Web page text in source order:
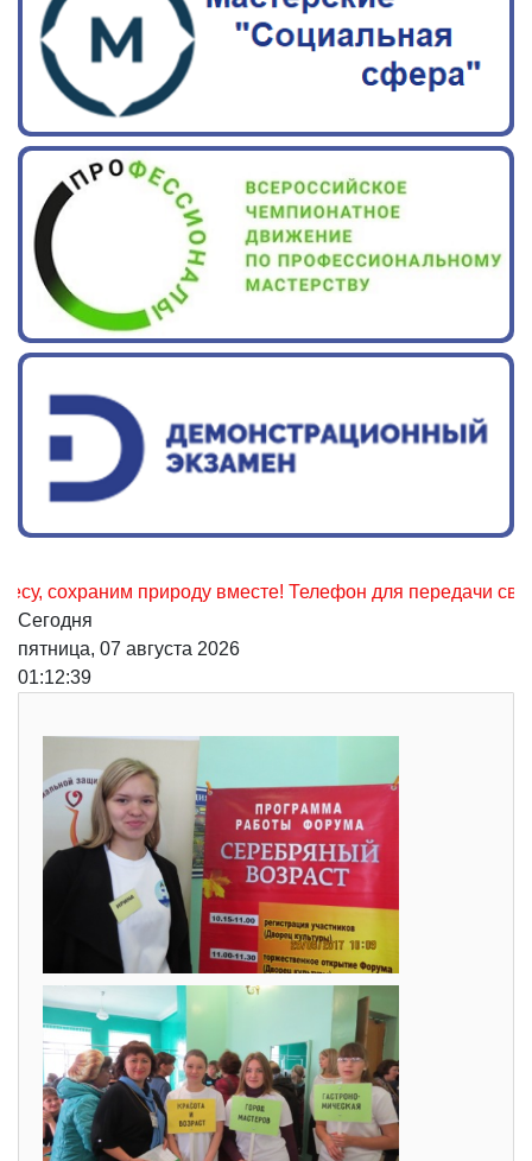
природу вместе! Телефон для передачи
Сегодня
пятница, 07 августа 2026
01:12:40